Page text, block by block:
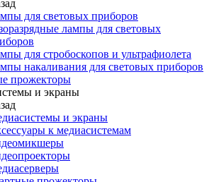
для световых приборов
лампы для световых
для стробоскопов и ультрафиолета
накаливания для световых приборов
прожекторы
и экраны
и экраны
к медиасистемам